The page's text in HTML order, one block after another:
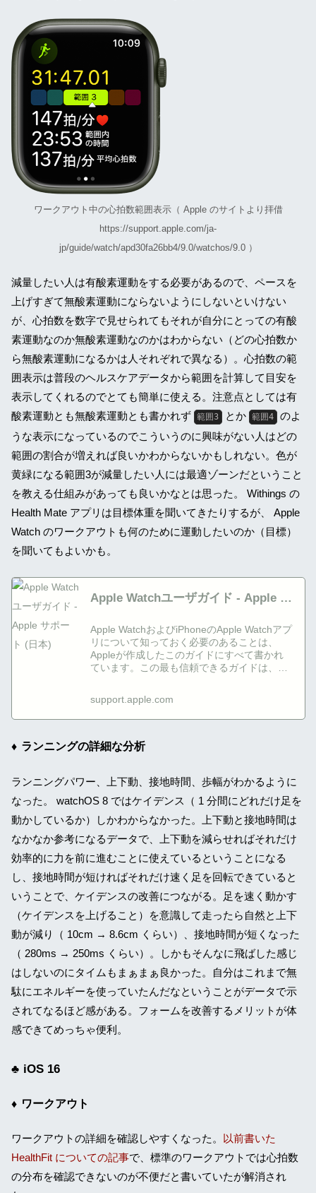
ワークアウト中の心拍数範囲表示（ Apple のサイトより拝借
https://support.apple.com/ja-
jp/guide/watch/apd30fa26bb4/9.0/watchos/9.0 ）
減量したい人は有酸素運動をする必要があるので、ペースを
上げすぎて無酸素運動にならないようにしないといけない
が、心拍数を数字で見せられてもそれが自分にとっての有酸
素運動なのか無酸素運動なのかはわからない（どの心拍数か
ら無酸素運動になるかは人それぞれで異なる）。心拍数の範
囲表示は普段のヘルスケアデータから範囲を計算して目安を
表示してくれるのでとても簡単に使える。注意点としては有
酸素運動とも無酸素運動とも書かれず 範囲3 とか 範囲4 のよ
うな表示になっているのでこういうのに興味がない人はどの
範囲の割合が増えれば良いかわからないかもしれない。色が
黄緑になる範囲3が減量したい人には最適ゾーンだということ
を教える仕組みがあっても良いかなとは思った。 Withings の
Health Mate アプリは目標体重を聞いてきたりするが、 Apple
Watch のワークアウトも何のために運動したいのか（目標）
を聞いてもよいかも。
Apple Watchユーザガイド - Apple サ
Apple WatchおよびiPhoneのApple Watchアプ
リについて知っておく必要のあることは、
Appleが作成したこのガイドにすべて書かれ
ています。この最も信頼できるガイドは、
り、Apple Watchに搭載された数々のすばら
しい機能を知るために役立ちます。
support.apple.com
ランニングの詳細な分析
ランニングパワー、上下動、接地時間、歩幅がわかるように
なった。 watchOS 8 ではケイデンス（ 1 分間にどれだけ足を
動かしているか）しかわからなかった。上下動と接地時間は
なかなか参考になるデータで、上下動を減らせればそれだけ
効率的に力を前に進むことに使えているということになる
し、接地時間が短ければそれだけ速く足を回転できていると
いうことで、ケイデンスの改善につながる。足を速く動かす
（ケイデンスを上げること）を意識して走ったら自然と上下
動が減り（ 10cm → 8.6cm くらい）、接地時間が短くなった
（ 280ms → 250ms くらい）。しかもそんなに飛ばした感じ
はしないのにタイムもまぁまぁ良かった。自分はこれまで無
駄にエネルギーを使っていたんだなということがデータで示
されてなるほど感がある。フォームを改善するメリットが体
感できてめっちゃ便利。
iOS 16
ワークアウト
ワークアウトの詳細を確認しやすくなった。
以前書いた
HealthFit についての記事で、標準のワークアウトでは心拍数
の分布を確認できないのが不便だと書いていたが解消され